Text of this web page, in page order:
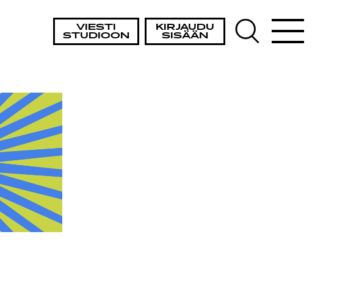
VIESTI
STUDIOON
KIRJAUDU
SISÄÄN